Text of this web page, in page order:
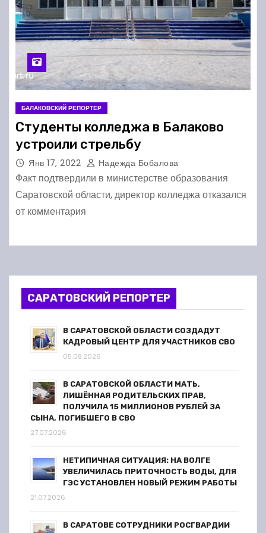
БАЛАКОВСКИЙ РЕПОРТЕР
Студенты колледжа в Балаково
устроили стрельбу
Янв 17, 2022 Надежда Бобалова
Факт подтвердили в министерстве образования
Саратовской области, директор колледжа отказался
от комментария
САРАТОВСКИЙ РЕПОРТЕР
В САРАТОВСКОЙ ОБЛАСТИ СОЗДАДУТ
КАДРОВЫЙ ЦЕНТР ДЛЯ УЧАСТНИКОВ СВО
05.08.2026
В САРАТОВСКОЙ ОБЛАСТИ МАТЬ,
ЛИШЁННАЯ РОДИТЕЛЬСКИХ ПРАВ,
ПОЛУЧИЛА 15 МИЛЛИОНОВ РУБЛЕЙ ЗА
СЫНА, ПОГИБШЕГО В СВО
27.07.2026
НЕТИПИЧНАЯ СИТУАЦИЯ: НА ВОЛГЕ
УВЕЛИЧИЛАСЬ ПРИТОЧНОСТЬ ВОДЫ, ДЛЯ
ГЭС УСТАНОВЛЕН НОВЫЙ РЕЖИМ РАБОТЫ
21.07.2026
В САРАТОВЕ СОТРУДНИКИ РОСГВАРДИИ